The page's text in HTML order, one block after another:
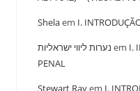
Shelaem I.
נערות ליווי ישראליות em I.
PENAL
Stewart Rayem I.